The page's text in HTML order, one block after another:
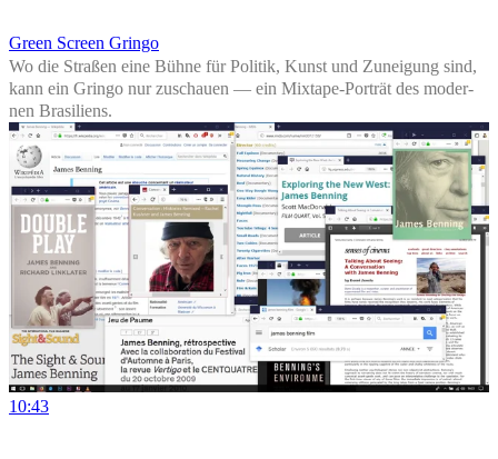
Green Screen Grin­go
Wo die Stra­ßen eine Büh­ne für Poli­tik, Kunst und Zunei­gung sind,
kann ein Grin­go nur zuschau­en — ein Mix­tape-Por­trät des moder­
nen Brasiliens.
10:43